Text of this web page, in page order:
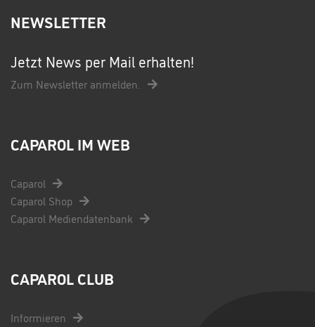
NEWSLETTER
Jetzt News per Mail erhalten!
Zum Newsletter anmelden.
CAPAROL IM WEB
Caparol
Caparol Shop
Caparol Mediendatenbank
CAPAROL CLUB
Informieren